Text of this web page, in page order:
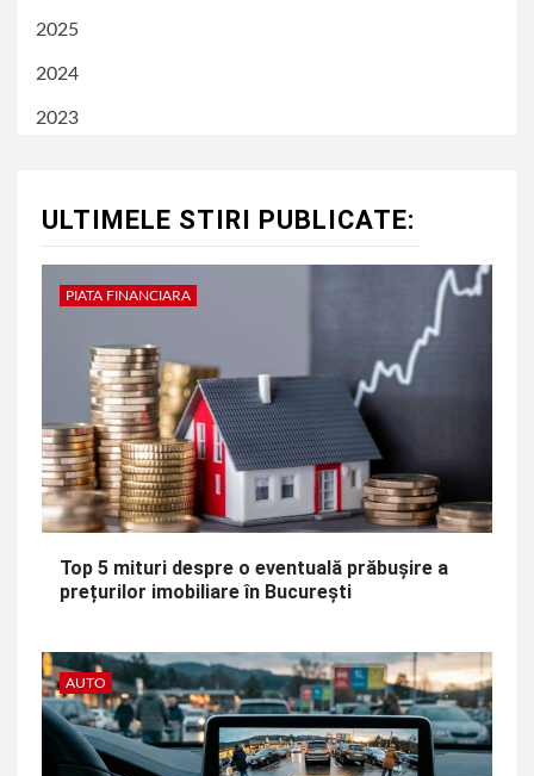
2025
2024
2023
ULTIMELE STIRI PUBLICATE:
PIATA FINANCIARA
Top 5 mituri despre o eventuală prăbușire a
prețurilor imobiliare în București
AUTO